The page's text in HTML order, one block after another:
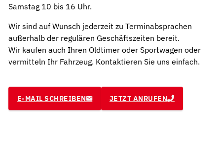
Samstag 10 bis 16 Uhr.
Wir sind auf Wunsch jederzeit zu Terminabsprachen
außerhalb der regulären Geschäftszeiten bereit.
Wir kaufen auch Ihren Oldtimer oder Sportwagen oder
vermitteln Ihr Fahrzeug. Kontaktieren Sie uns einfach.
E-MAIL SCHREIBEN JETZT ANRUFEN